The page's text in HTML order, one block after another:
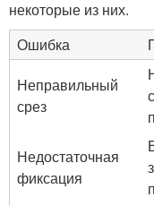
некоторые из них.
Ошибка
Неправильный
срез
Недостаточная
фиксация